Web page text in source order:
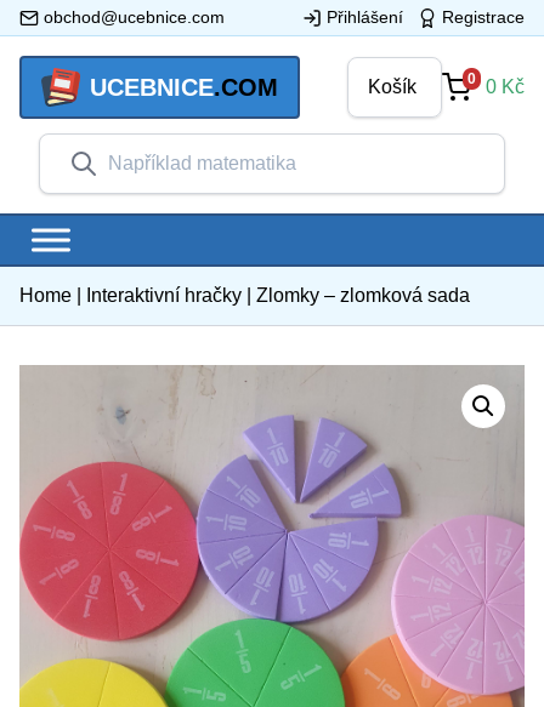
obchod@ucebnice.com Přihlášení Registrace
UCEBNICE.COM Košík 0 0 Kč
Home Interaktivní hračky Zlomky – zlomková sada